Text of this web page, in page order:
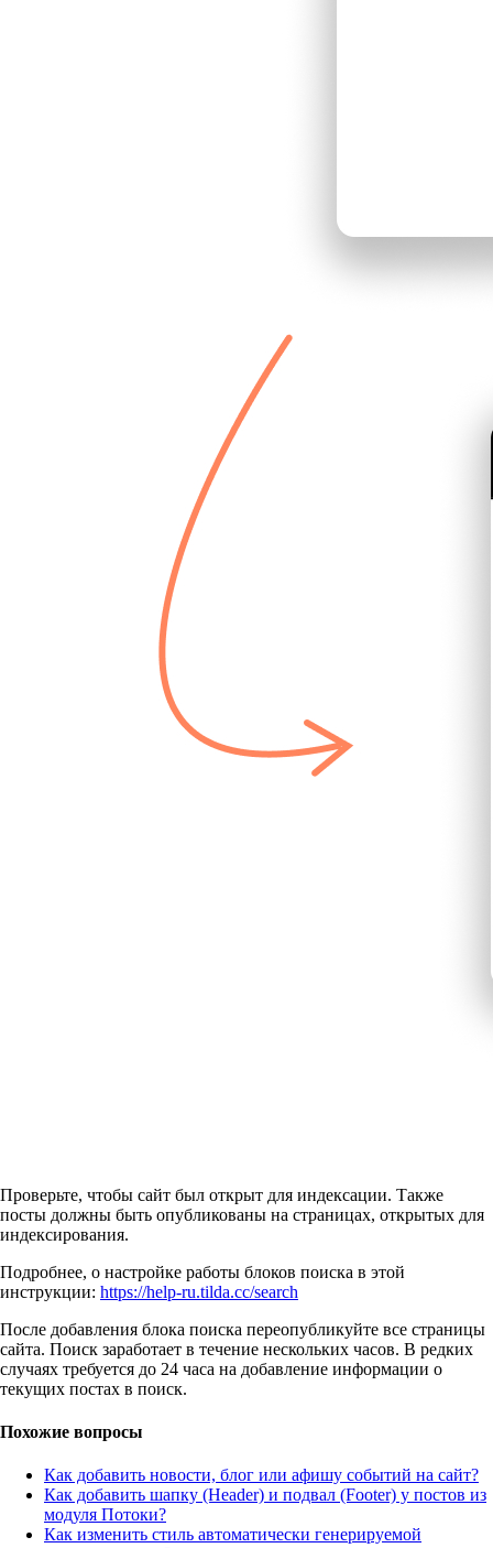
Проверьте, чтобы сайт был открыт для индексации. Также
посты должны быть опубликованы на страницах, открытых для
индексирования.
Подробнее, о настройке работы блоков поиска в этой
инструкции: https://help-ru.tilda.cc/search
После добавления блока поиска переопубликуйте все страницы
сайта. Поиск заработает в течение нескольких часов. В редких
случаях требуется до 24 часа на добавление информации о
текущих постах в поиск.
Похожие вопросы
Как добавить новости, блог или афишу событий на сайт?
Как добавить шапку (Header) и подвал (Footer) у постов из
модуля Потоки?
Как изменить стиль автоматически генерируемой